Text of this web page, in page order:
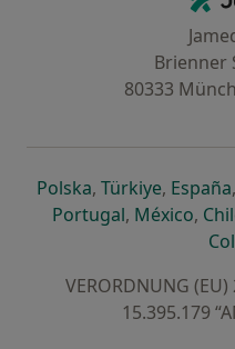
Brienner
80333
Polskaöffnet in einer
, Türkiyeöffnet in
, España,
Portugalöffnet in
, México,
VERORDNUNG
15.395.179